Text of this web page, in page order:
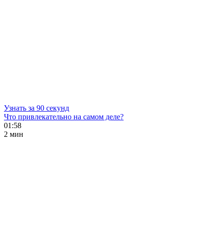
Узнать за 90 секунд
Что привлекательно на самом деле?
01:58
2 мин